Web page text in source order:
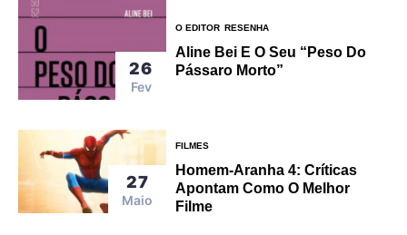
26
Fev
O EDITOR RESENHA
Aline Bei E O Seu “peso Do
Pássaro Morto”
27
Maio
FILMES
Homem-Aranha 4: Críticas
Apontam Como O Melhor
Filme